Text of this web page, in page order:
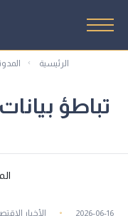
الرئيسية
تباطؤ
2026-06-16 الأخبار